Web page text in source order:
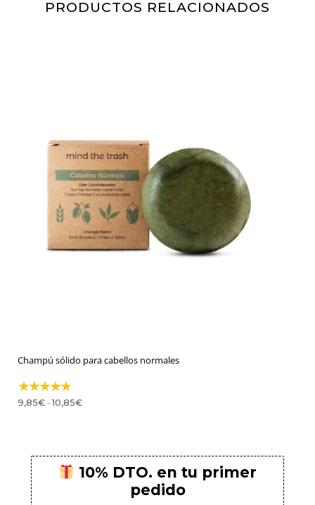
PRODUCTOS RELACIONADOS
Champú sólido para cabellos normales
9,85€ - 10,85€Rango
de
10% DTO. en tu primer
pedido